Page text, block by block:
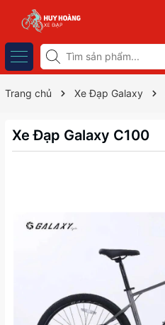
Trang chủ Xe Đạp Galaxy
Xe Đạp Galaxy C100